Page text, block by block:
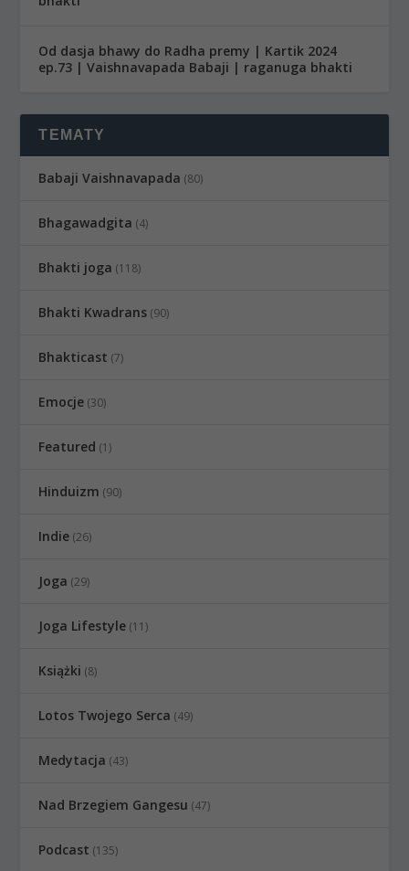
Od dasja bhawy do Radha premy | Kartik 2024
ep.73 | Vaishnavapada Babaji | raganuga bhakti
TEMATY
Babaji Vaishnavapada (80)
Bhagawadgita (4)
Bhakti joga (118)
Bhakti Kwadrans (90)
Bhakticast (7)
Emocje (30)
Featured (1)
Hinduizm (90)
Indie (26)
Joga (29)
Joga Lifestyle (11)
Książki (8)
Lotos Twojego Serca (49)
Medytacja (43)
Nad Brzegiem Gangesu (47)
Podcast (135)